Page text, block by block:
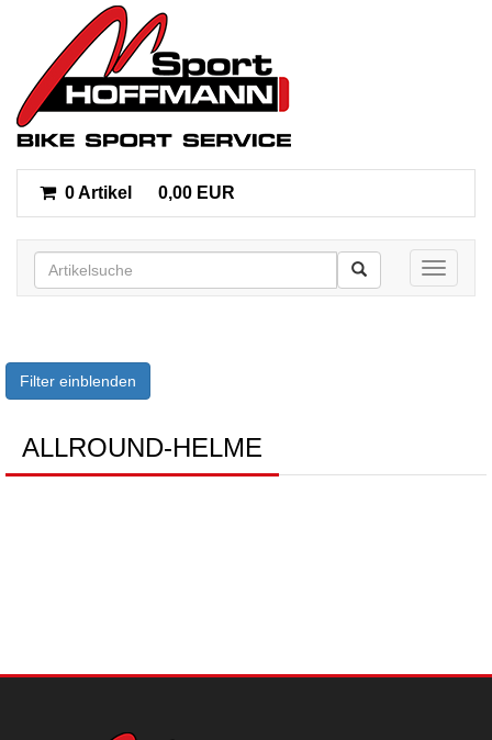
0 Artikel 0,00 EUR
Toggle
Filter einblenden
ALLROUND-HELME